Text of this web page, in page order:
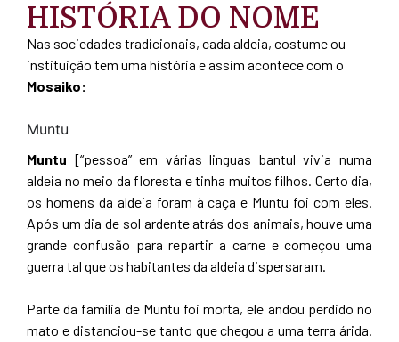
HISTÓRIA DO NOME
Nas sociedades tradicionais, cada aldeia, costume ou
instituição tem uma história e assim acontece com o
Mosaiko:
Muntu
Muntu [“pessoa” em várias linguas bantul vivia numa
aldeia no meio da floresta e tinha muitos filhos. Certo dia,
os homens da aldeia foram à caça e Muntu foi com eles.
Após um dia de sol ardente atrás dos animais, houve uma
grande confusão para repartir a carne e começou uma
guerra tal que os habitantes da aldeia dispersaram.
Parte da família de Muntu foi morta, ele andou perdido no
mato e distanciou-se tanto que chegou a uma terra árida.